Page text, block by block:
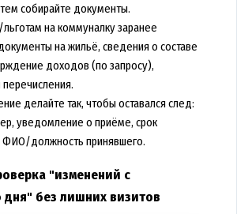
собирайте документы.
на коммуналку заранее
на жильё, сведения о составе
доходов (по запросу),
делайте так, чтобы оставался след:
уведомление о приёме, срок
ФИО/должность принявшего.
"изменений с
дня" без лишних визитов